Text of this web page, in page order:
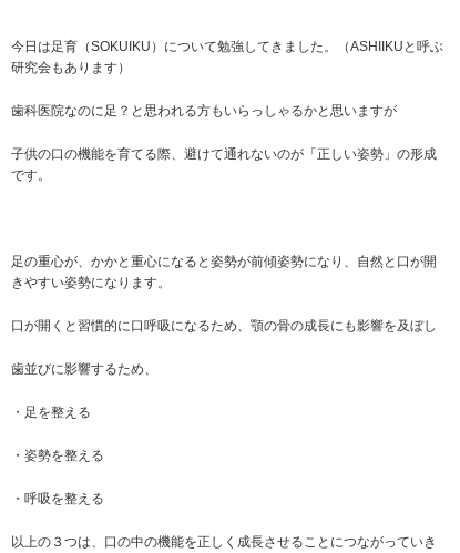
今日は足育（SOKUIKU）について勉強してきました。（ASHIIKUと呼ぶ
研究会もあります）
歯科医院なのに足？と思われる方もいらっしゃるかと思いますが
子供の口の機能を育てる際、避けて通れないのが「正しい姿勢」の形成
です。
足の重心が、かかと重心になると姿勢が前傾姿勢になり、自然と口が開
きやすい姿勢になります。
口が開くと習慣的に口呼吸になるため、顎の骨の成長にも影響を及ぼし
歯並びに影響するため、
・足を整える
・姿勢を整える
・呼吸を整える
以上の３つは、口の中の機能を正しく成長させることにつながっていき